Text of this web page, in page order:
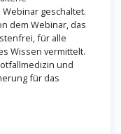
geschaltet.
dem Webinar, das
für alle
Wissen vermittelt.
und
für das